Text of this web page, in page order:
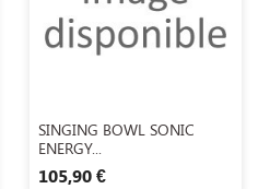
Aperçu rapide
SINGING BOWL SONIC
ENERGY...
105,90 €